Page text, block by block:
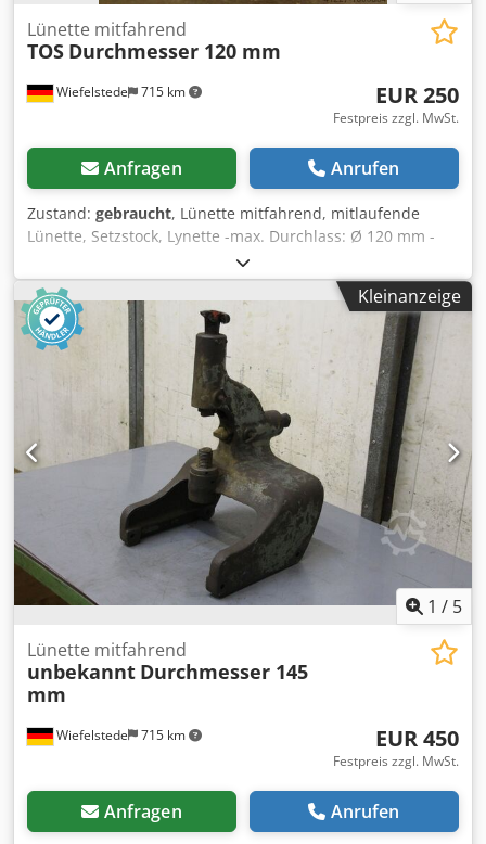
Wiefelstede 715 km
Lünette mitfahrend
TOS Durchmesser 120 mm
EUR 250
Festpreis zzgl. MwSt.
Anfragen Anrufen
Zustand: gebraucht, Lünette mitfahrend, mitlaufende
Lünette, Setzstock, Lynette -max. Durchlass: Ø 120 mm -
Auflage: Grauguss -Lochabstand Aufnahme: 135 mm -
Spitzenhöhe: 145 mm -Zeichnung bei den Fotos -Anzahl: 3x
Lünetten vorhanden -Preis: pro Stück -Abmessungen:
370/280/H90 mm -Gewicht: 10 kg Crjdeb A Tduopfx Ak Dof
Kleinanzeige
1 / 5
Wiefelstede 715 km
Lünette mitfahrend
unbekannt Durchmesser 145
mm
EUR 450
Festpreis zzgl. MwSt.
Anfragen Anrufen